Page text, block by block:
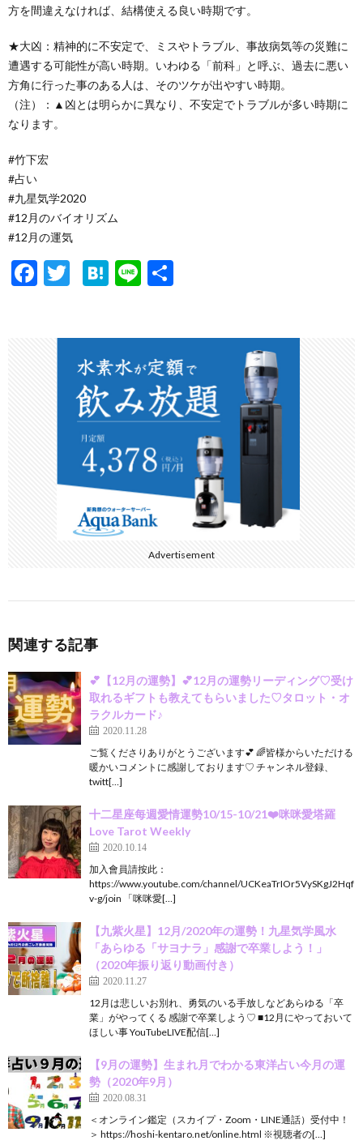
方を間違えなければ、結構使える良い時期です。
★大凶：精神的に不安定で、ミスやトラブル、事故病気等の災難に
遭遇する可能性が高い時期。いわゆる「前科」と呼ぶ、過去に悪い
方角に行った事のある人は、そのツケが出やすい時期。
（注）：▲凶とは明らかに異なり、不安定でトラブルが多い時期に
なります。
#竹下宏
#占い
#九星気学2020
#12月のバイオリズム
#12月の運気
F
T
er
H
n
a
Li
Advertisement
関連する記事
💕【12月の運勢】💕12月の運勢リーディング♡受け
取れるギフトも教えてもらいました♡タロット・オ
ラクルカード♪
2020.11.28
ご覧くださりありがとうございます💕 🌈皆様からいただける
暖かいコメントに感謝しております♡ チャンネル登録、
twitt[…]
十二星座每週愛情運勢10/15-10/21❤️咪咪愛塔羅
Love Tarot Weekly
2020.10.14
加入會員請按此：
https://www.youtube.com/channel/UCKeaTrIOr5VySKgJ2Hqf
v-g/join 「咪咪愛[…]
【九紫火星】12月/2020年の運勢！九星気学風水
「あらゆる「サヨナラ」感謝で卒業しよう！」
（2020年振り返り動画付き）
2020.11.27
12月は悲しいお別れ、勇気のいる手放しなどあらゆる「卒
業」がやってくる 感謝で卒業しよう♡ ■12月にやっておいて
ほしい事 YouTubeLIVE配信[…]
【9月の運勢】生まれ月でわかる東洋占い今月の運
勢（2020年9月）
2020.08.31
＜オンライン鑑定（スカイプ・Zoom・LINE通話）受付中！
＞ https://hoshi-kentaro.net/online.html ※視聴者の[…]